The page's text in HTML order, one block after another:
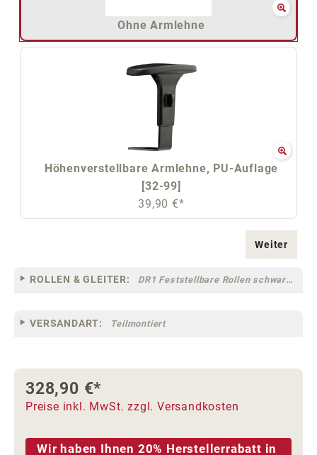
Ohne Armlehne
Höhenverstellbare Armlehne, PU-Auflage
[32-99]
39,90 €*
Weiter
ROLLEN & GLEITER: DR1 Feststellbare Rollen schwarz für Teppichböden [10F]
VERSANDART: Teilmontiert
328,90 €*
Preise inkl. MwSt. zzgl. Versandkosten
Wir haben Ihnen 20% Herstellerrabatt in